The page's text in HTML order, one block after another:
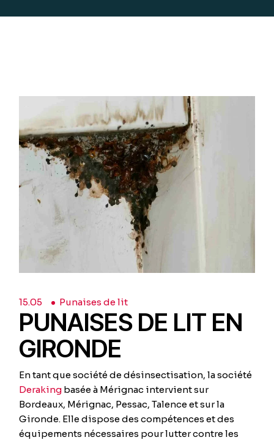
15.05 Punaises de lit
PUNAISES DE LIT EN
GIRONDE
En tant que société de désinsectisation, la société
Deraking basée à Mérignac intervient sur
Bordeaux, Mérignac, Pessac, Talence et sur la
Gironde. Elle dispose des compétences et des
équipements nécessaires pour lutter contre les